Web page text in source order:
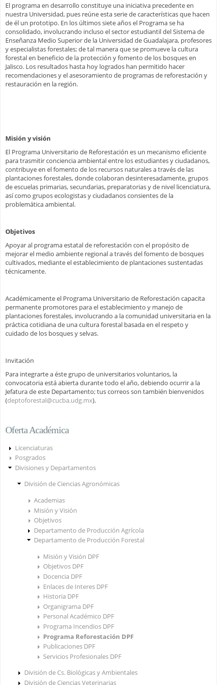
El programa en desarrollo constituye una iniciativa precedente en
nuestra Universidad, pues reúne esta serie de características que hacen
de él un prototipo. En los últimos siete años el Programa se ha
consolidado, involucrando incluso el sector estudiantil del Sistema de
Enseñanza Medio Superior de la Universidad de Guadalajara, profesores
y especialistas forestales; de tal manera que se promueve la cultura
forestal en beneficio de la protección y fomento de los bosques en
Jalisco. Los resultados hasta hoy logrados han permitido hacer
recomendaciones y el asesoramiento de programas de reforestación y
restauración en la región.
Misión y visión
El Programa Universitario de Reforestación es un mecanismo eficiente
para trasmitir conciencia ambiental entre los estudiantes y ciudadanos,
contribuye en el fomento de los recursos naturales a través de las
plantaciones forestales, donde colaboran desinteresadamente, grupos
de escuelas primarias, secundarias, preparatorias y de nivel licenciatura,
así como grupos ecologistas y ciudadanos consientes de la
problemática ambiental.
Objetivos
Apoyar al programa estatal de reforestación con el propósito de
mejorar el medio ambiente regional a través del fomento de bosques
cultivados, mediante el establecimiento de plantaciones sustentadas
técnicamente.
Académicamente el Programa Universitario de Reforestación capacita
permanente promotores para el establecimiento y manejo de
plantaciones forestales, involucrando a la comunidad universitaria en la
práctica cotidiana de una cultura forestal basada en el respeto y
cuidado de los bosques y selvas.
Invitación
Para integrarte a éste grupo de universitarios voluntarios, la
convocatoria está abierta durante todo el año, debiendo ocurrir a la
Jefatura de este Departamento; tus correos son también bienvenidos
(deptoforestal@cucba.udg.mx).
Oferta Académica
Licenciaturas
Posgrados
Divisiones y Departamentos
División de Ciencias Agronómicas
Academias
Misión y Visión
Objetivos
Departamento de Producción Agrícola
Departamento de Producción Forestal
Misión y Visión DPF
Objetivos DPF
Docencia DPF
Enlaces de Interes DPF
Historia DPF
Organigrama DPF
Personal Académico DPF
Programa Incendios DPF
Programa Reforestación DPF
Publicaciones DPF
Servicios Profesionales DPF
División de Cs. Biológicas y Ambientales
División de Ciencias Veterinarias